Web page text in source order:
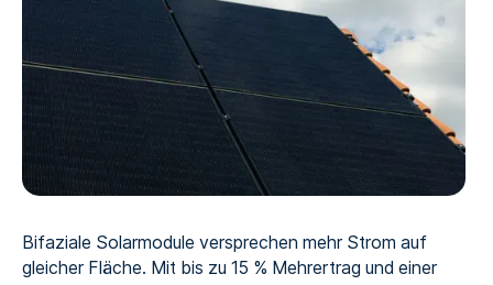
Bifaziale Solarmodule versprechen mehr Strom auf
gleicher Fläche. Mit bis zu 15 % Mehrertrag und einer